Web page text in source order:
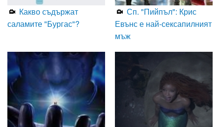
Какво съдържат
саламите "Бургас"?
Сп. "Пийпъл": Крис
Евънс е най-сексапилният
мъж